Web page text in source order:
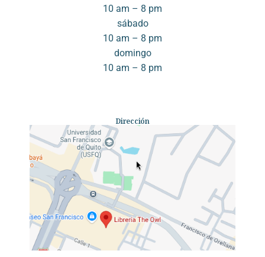
10 am – 8 pm
sábado
10 am – 8 pm
domingo
10 am – 8 pm
Dirección